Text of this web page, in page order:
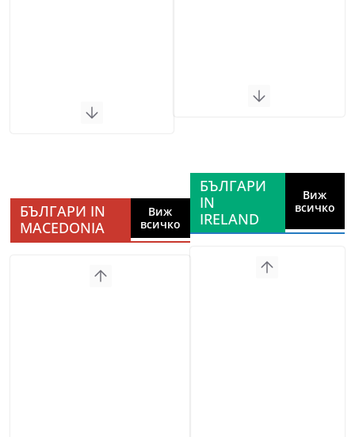
БЪЛГАРИ IN
MACEDONIA
Виж
всичко
БЪЛГАРИ
IN
IRELAND
Виж
всичко